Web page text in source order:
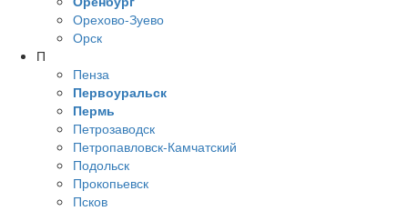
Орехово-Зуево
Орск
П
Пенза
Первоуральск
Пермь
Петрозаводск
Петропавловск-Камчатский
Подольск
Прокопьевск
Псков